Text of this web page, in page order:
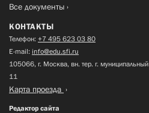
Все документы
КОНТАКТЫ
Телефон: +7 495 623 03 80
E-mail: info@edu.sfi.ru
105066, г. Москва, вн. тер. г.
11
Карта проезда
Редактор сайта